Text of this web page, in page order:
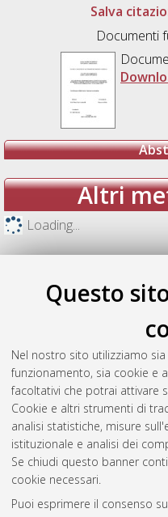
Questo
Nel nostro sito utilizziamo
funzionamento, sia cookie e
facoltativi che potrai attivare
Cookie e altri strumenti di
analisi statistiche, misure
istituzionale e analisi dei
Se chiudi questo banner
cookie necessari.
Puoi esprimere il consenso
Salva
Documenti
Altri
Loading...
Gestione
Atom